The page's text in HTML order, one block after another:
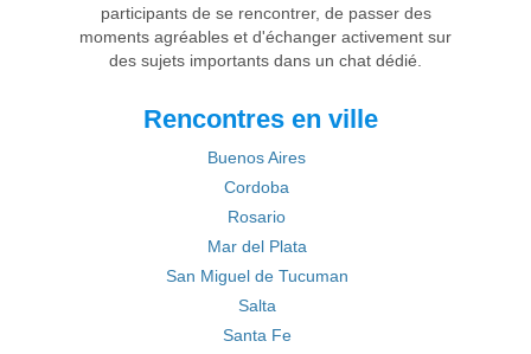
participants de se rencontrer, de passer des
moments agréables et d'échanger activement sur
des sujets importants dans un chat dédié.
Rencontres en ville
Buenos Aires
Cordoba
Rosario
Mar del Plata
San Miguel de Tucuman
Salta
Santa Fe